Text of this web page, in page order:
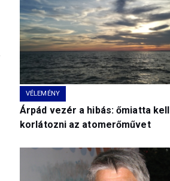
Megosztás
VÉLEMÉNY
Árpád vezér a hibás: őmiatta kell
korlátozni az atomerőművet